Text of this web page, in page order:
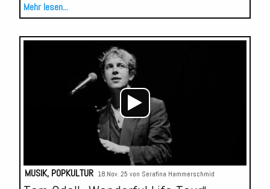
Mehr lesen...
MUSIK, POPKULTUR 18.Nov. 25 von Serafina Hammerschmid